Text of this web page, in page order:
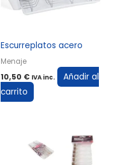
Escurreplatos acero
Menaje
10,50 € IVA inc.
Añadir al
carrito